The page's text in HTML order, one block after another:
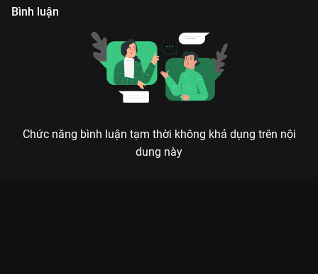
Bình luận
Chức năng bình luận tạm thời không khả dụng trên nội
dung này